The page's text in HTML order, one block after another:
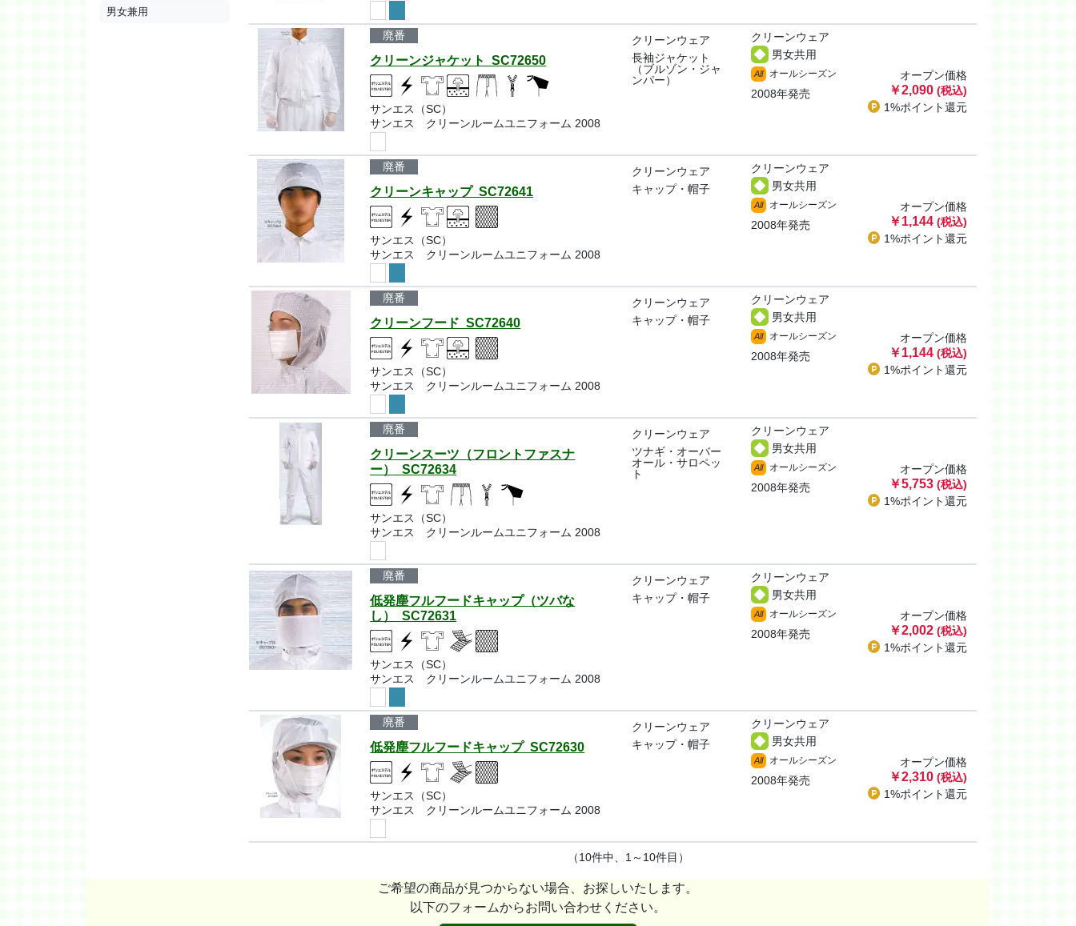
男女兼用
廃番
クリーンジャケット SC72650
サンエス（SC）
サンエス クリーンルームユニフォーム 2008
クリーンウェア
長袖ジャケット
（ブルゾン・ジャ
ンパー）
クリーンウェア
男女共用
All オールシーズン
2008年発売
オープン価格
￥2,090 (税込)
1%ポイント還元
廃番
クリーンキャップ SC72641
サンエス（SC）
サンエス クリーンルームユニフォーム 2008
クリーンウェア
キャップ・帽子
クリーンウェア
男女共用
All オールシーズン
2008年発売
オープン価格
￥1,144 (税込)
1%ポイント還元
廃番
クリーンフード SC72640
サンエス（SC）
サンエス クリーンルームユニフォーム 2008
クリーンウェア
キャップ・帽子
クリーンウェア
男女共用
All オールシーズン
2008年発売
オープン価格
￥1,144 (税込)
1%ポイント還元
廃番
クリーンスーツ（フロントファスナ
ー） SC72634
サンエス（SC）
サンエス クリーンルームユニフォーム 2008
クリーンウェア
ツナギ・オーバー
オール・サロペッ
ト
クリーンウェア
男女共用
All オールシーズン
2008年発売
オープン価格
￥5,753 (税込)
1%ポイント還元
廃番
低発塵フルフードキャップ（ツバな
し） SC72631
サンエス（SC）
サンエス クリーンルームユニフォーム 2008
クリーンウェア
キャップ・帽子
クリーンウェア
男女共用
All オールシーズン
2008年発売
オープン価格
￥2,002 (税込)
1%ポイント還元
廃番
低発塵フルフードキャップ SC72630
サンエス（SC）
サンエス クリーンルームユニフォーム 2008
クリーンウェア
キャップ・帽子
クリーンウェア
男女共用
All オールシーズン
2008年発売
オープン価格
￥2,310 (税込)
1%ポイント還元
（10件中、1～10件目）
ご希望の商品が見つからない場合、お探しいたします。
以下のフォームからお問い合わせください。